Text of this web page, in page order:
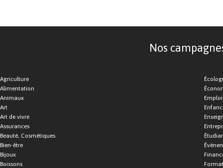
Nos
Agriculture
Alimentation
Animaux
Art
Art de vivre
Assurances
Beauté, Cosmétiques
Bien-être
Bijoux
Boissons
Emploi